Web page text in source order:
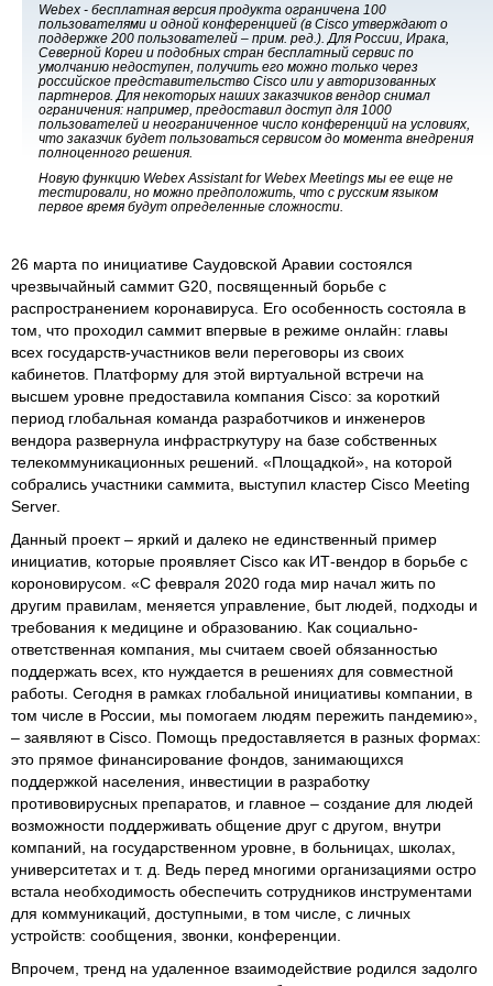
Webex - бесплатная версия продукта ограничена 100
пользователями и одной конференцией (в Cisco утверждают о
поддержке 200 пользователей – прим. ред.) . Для России, Ирака,
Северной Кореи и подобных стран бесплатный сервис по
умолчанию недоступен, получить его можно только через
российское представительство Cisco или у авторизованных
партнеров. Для некоторых наших заказчиков вендор снимал
ограничения: например, предоставил доступ для 1000
пользователей и неограниченное число конференций на условиях,
что заказчик будет пользоваться сервисом до момента внедрения
полноценного решения.
Новую функцию Webex Assistant for Webex Meetings мы ее еще не
тестировали, но можно предположить, что с русским языком
первое время будут определенные сложности.
26 марта по инициативе Саудовской Аравии состоялся
чрезвычайный саммит G20, посвященный борьбе с
распространением коронавируса. Его особенность состояла в
том, что проходил саммит впервые в режиме онлайн: главы
всех государств-участников вели переговоры из своих
кабинетов. Платформу для этой виртуальной встречи на
высшем уровне предоставила компания Cisco: за короткий
период глобальная команда разработчиков и инженеров
вендора развернула инфрастркутуру на базе собственных
телекоммуникационных решений. «Площадкой», на которой
собрались участники саммита, выступил кластер Cisco Meeting
Server.
Данный проект – яркий и далеко не единственный пример
инициатив, которые проявляет Cisco как ИТ-вендор в борьбе с
короновирусом. «С февраля 2020 года мир начал жить по
другим правилам, меняется управление, быт людей, подходы и
требования к медицине и образованию. Как социально-
ответственная компания, мы считаем своей обязанностью
поддержать всех, кто нуждается в решениях для совместной
работы. Сегодня в рамках глобальной инициативы компании, в
том числе в России, мы помогаем людям пережить пандемию»,
– заявляют в Cisco. Помощь предоставляется в разных формах:
это прямое финансирование фондов, занимающихся
поддержкой населения, инвестиции в разработку
противовирусных препаратов, и главное – создание для людей
возможности поддерживать общение друг с другом, внутри
компаний, на государственном уровне, в больницах, школах,
университетах и т. д. Ведь перед многими организациями остро
встала необходимость обеспечить сотрудников инструментами
для коммуникаций, доступными, в том числе, с личных
устройств: сообщения, звонки, конференции.
Впрочем, тренд на удаленное взаимодействие родился задолго